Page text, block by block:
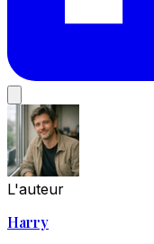
L'auteur
Harry